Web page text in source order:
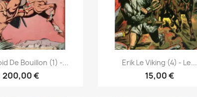
Pikakatselu
De Bouillon (1) -...
200,00 €
Pikakatselu
Erik Le Viking (4) - Le...
15,00 €